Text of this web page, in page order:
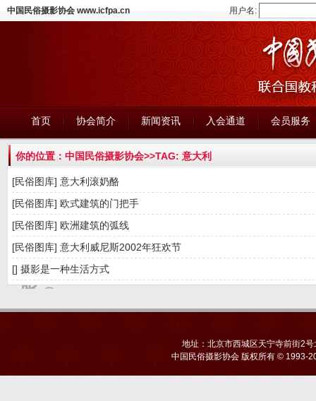
中国民俗摄影协会 www.icfpa.cn 用户名:
首页 协会简介 新闻资讯 入会通道 会员服务
你的位置： 中国民俗摄影协会>>TAG: 意大利
[民俗图库] 意大利滚奶酪
[民俗图库] 欧式建筑的门把手
[民俗图库] 欧洲建筑的弧线
[民俗图库] 意大利威尼斯2002年狂欢节
[] 摄影是一种生活方式
地址：北京市西城区天宁寺前街2
中国民俗摄影协会 版权所有 © 1993-